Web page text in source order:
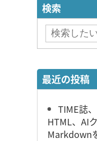
検索
最近の投稿
TIME誌
HTML、AI
Markdown